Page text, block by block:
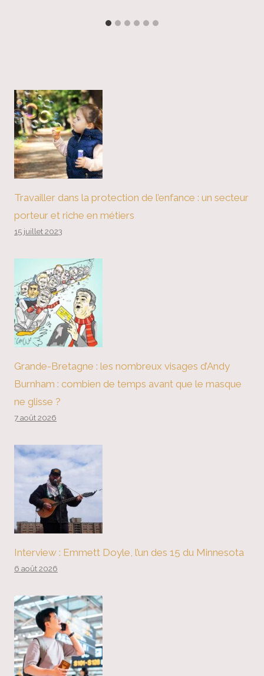
Travailler dans la protection de l’enfance : un secteur
porteur et riche en métiers
15 juillet 2023
Grande-Bretagne : les nombreux visages d’Andy
Burnham : combien de temps avant que le masque
ne glisse ?
7 août 2026
Interview : Emmett Doyle, l’un des 15 du Minnesota
6 août 2026